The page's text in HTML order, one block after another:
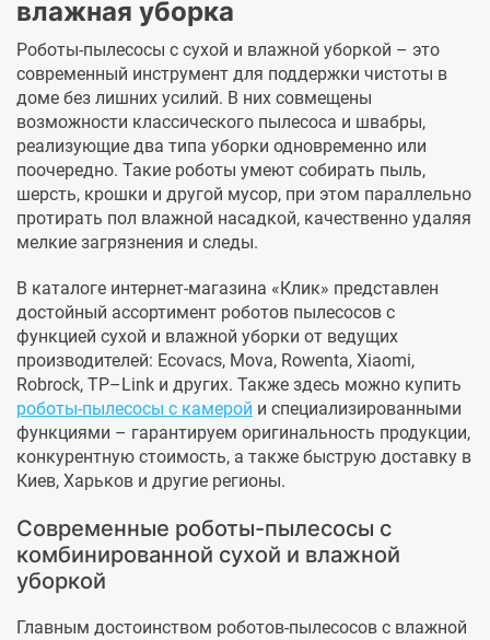
влажная уборка
Роботы-пылесосы с сухой и влажной уборкой – это
современный инструмент для поддержки чистоты в
доме без лишних усилий. В них совмещены
возможности классического пылесоса и швабры,
реализующие два типа уборки одновременно или
поочередно. Такие роботы умеют собирать пыль,
шерсть, крошки и другой мусор, при этом параллельно
протирать пол влажной насадкой, качественно удаляя
мелкие загрязнения и следы.
В каталоге интернет-магазина «Клик» представлен
достойный ассортимент роботов пылесосов с
функцией сухой и влажной уборки от ведущих
производителей: Ecovacs, Mova, Rowenta, Xiaomi,
Robrock, TP–Link и других. Также здесь можно купить
роботы-пылесосы с камерой и специализированными
функциями – гарантируем оригинальность продукции,
конкурентную стоимость, а также быструю доставку в
Киев, Харьков и другие регионы.
Современные роботы-пылесосы с
комбинированной сухой и влажной
уборкой
Главным достоинством роботов-пылесосов с влажной